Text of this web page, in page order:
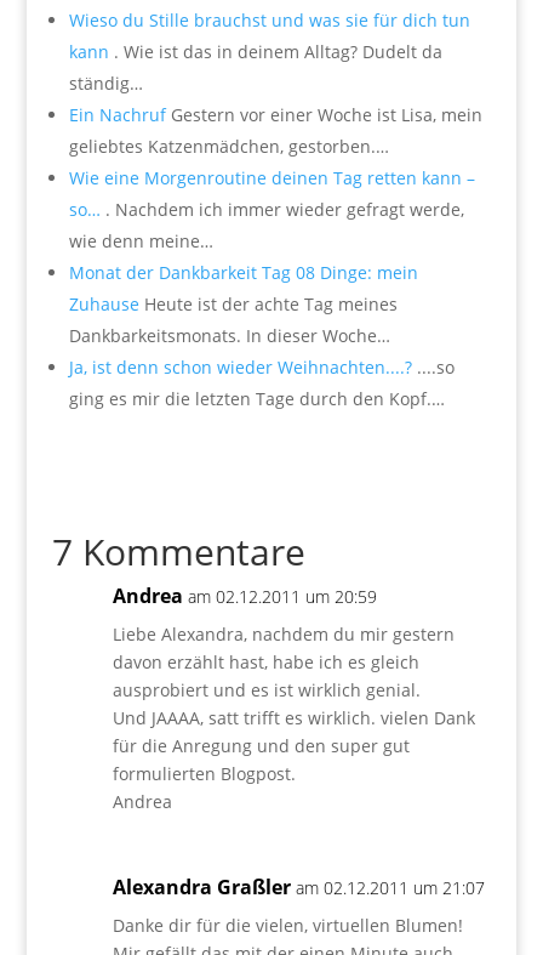
Wieso du Stille brauchst und was sie für dich tun
kann . Wie ist das in deinem Alltag? Dudelt da
ständig…
Ein NachrufGestern vor einer Woche ist Lisa, mein
geliebtes Katzenmädchen, gestorben.…
Wie eine Morgenroutine deinen Tag retten kann –
so… . Nachdem ich immer wieder gefragt werde,
wie denn meine…
Monat der Dankbarkeit Tag 08 Dinge: mein
Zuhause Heute ist der achte Tag meines
Dankbarkeitsmonats. In dieser Woche…
Ja, ist denn schon wieder Weihnachten....?....so
ging es mir die letzten Tage durch den Kopf.…
7 Kommentare
Andrea am 02.12.2011 um 20:59
Liebe Alexandra, nachdem du mir gestern
davon erzählt hast, habe ich es gleich
ausprobiert und es ist wirklich genial.
Und JAAAA, satt trifft es wirklich. vielen Dank
für die Anregung und den super gut
formulierten Blogpost.
Andrea
Alexandra Graßler am 02.12.2011 um 21:07
Danke dir für die vielen, virtuellen Blumen!